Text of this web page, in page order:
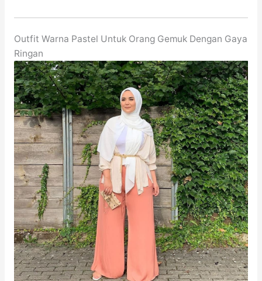
Outfit Warna Pastel Untuk Orang Gemuk Dengan Gaya
Ringan